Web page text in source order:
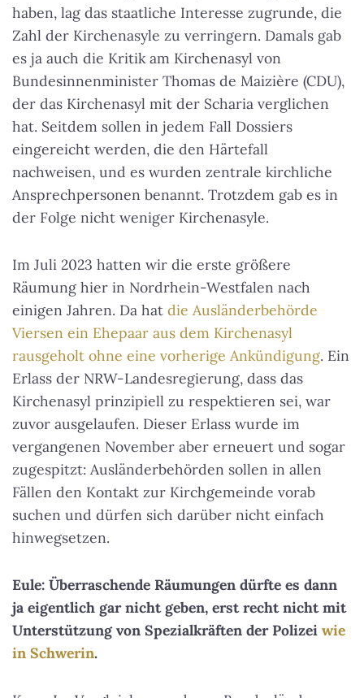
haben, lag das staatliche Interesse zugrunde, die
Zahl der Kirchenasyle zu verringern. Damals gab
es ja auch die Kritik am Kirchenasyl von
Bundesinnenminister Thomas de Maizière (CDU),
der das Kirchenasyl mit der Scharia verglichen
hat. Seitdem sollen in jedem Fall Dossiers
eingereicht werden, die den Härtefall
nachweisen, und es wurden zentrale kirchliche
Ansprechpersonen benannt. Trotzdem gab es in
der Folge nicht weniger Kirchenasyle.
Im Juli 2023 hatten wir die erste größere
Räumung hier in Nordrhein-Westfalen nach
einigen Jahren. Da hat die Ausländerbehörde
Viersen ein Ehepaar aus dem Kirchenasyl
rausgeholt ohne eine vorherige Ankündigung. Ein
Erlass der NRW-Landesregierung, dass das
Kirchenasyl prinzipiell zu respektieren sei, war
zuvor ausgelaufen. Dieser Erlass wurde im
vergangenen November aber erneuert und sogar
zugespitzt: Ausländerbehörden sollen in allen
Fällen den Kontakt zur Kirchgemeinde vorab
suchen und dürfen sich darüber nicht einfach
hinwegsetzen.
Eule: Überraschende Räumungen dürfte es dann
ja eigentlich gar nicht geben, erst recht nicht mit
Unterstützung von Spezialkräften der Polizei wie
in Schwerin.